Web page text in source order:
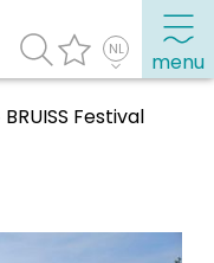
menu
BRUISS Festival